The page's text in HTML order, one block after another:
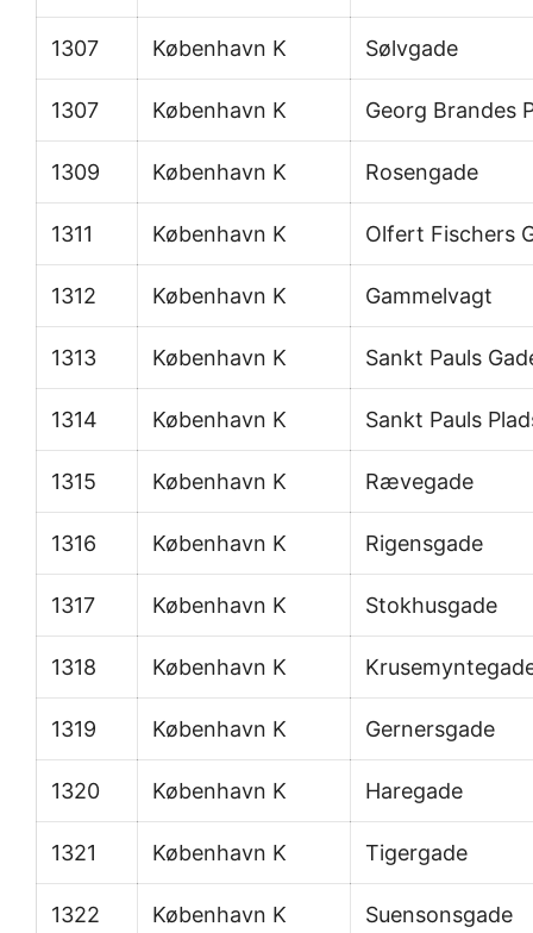
1307 København K Sølvgade
1307 København K Georg Brandes
1309 København K Rosengade
1311 København K Olfert Fischers
1312 København K Gammelvagt
1313 København K Sankt Pauls
1314 København K Sankt Pauls
1315 København K Rævegade
1316 København K Rigensgade
1317 København K Stokhusgade
1318 København K
1319 København K Gernersgade
1320 København K Haregade
1321 København K Tigergade
1322 København K Suensonsgade